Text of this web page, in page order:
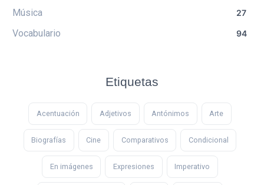
Música 27
Vocabulario 94
Etiquetas
Acentuación Adjetivos Antónimos Arte
Biografías Cine Comparativos Condicional
En imágenes Expresiones Imperativo